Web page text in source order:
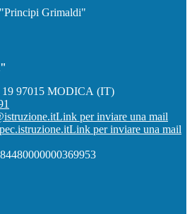
Grimaldi"
19 97015 MODICA (IT)
Link per inviare una mail
Link per inviare una mail